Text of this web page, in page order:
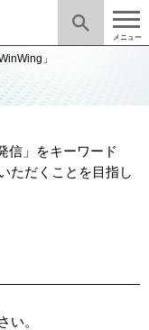
メニュー
」
信」をキーワード
ただくことを目指し
い。